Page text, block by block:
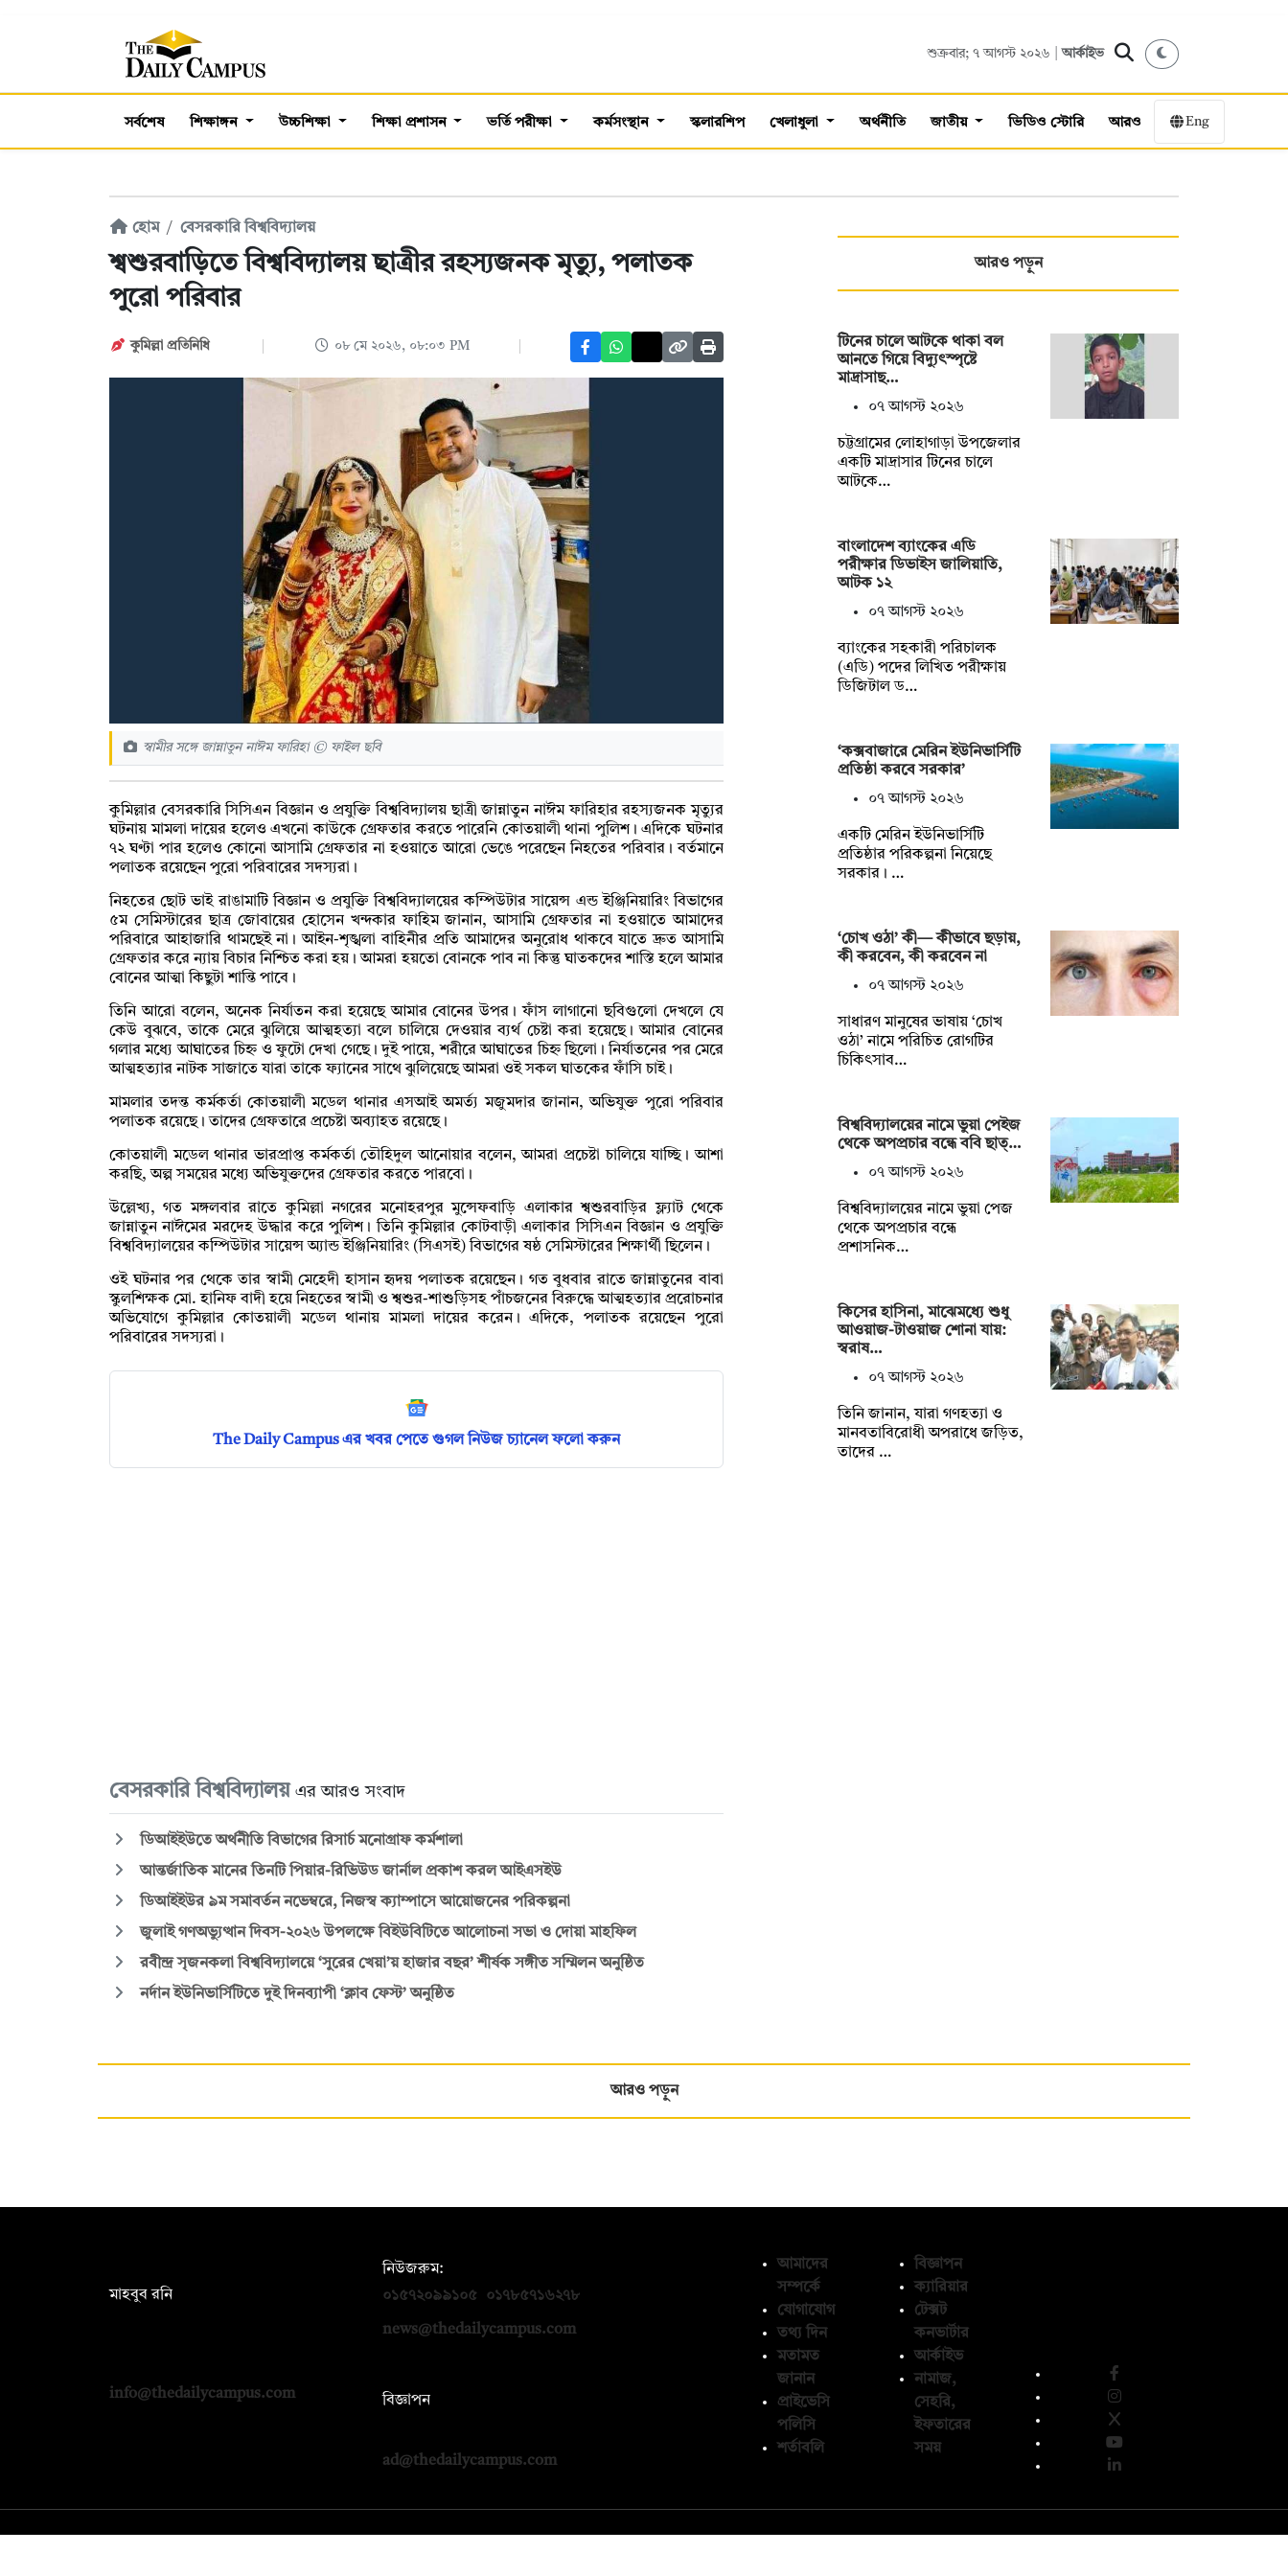
শুক্রবার; ৭ আগস্ট ২০২৬ |আর্কাইভ
সর্বশেষ শিক্ষাঙ্গন উচ্চশিক্ষা শিক্ষা প্রশাসন ভর্তি পরীক্ষা কর্মসংস্থান স্কলারশিপ খেলাধুলা অর্থনীতি জাতীয় ভিডিও স্টোরি আরও Eng
হোম বেসরকারি বিশ্ববিদ্যালয়
শ্বশুরবাড়িতে বিশ্ববিদ্যালয় ছাত্রীর রহস্যজনক মৃত্যু, পলাতক
পুরো পরিবার
কুমিল্লা প্রতিনিধি ০৮ মে ২০২৬, ০৮:০৩ PM
স্বামীর সঙ্গে জান্নাতুন নাঈম ফারিহা © ফাইল ছবি
কুমিল্লার বেসরকারি সিসিএন বিজ্ঞান ও প্রযুক্তি বিশ্ববিদ্যালয় ছাত্রী জান্নাতুন নাঈম ফারিহার রহস্যজনক মৃত্যুর
ঘটনায় মামলা দায়ের হলেও এখনো কাউকে গ্রেফতার করতে পারেনি কোতয়ালী থানা পুলিশ। এদিকে ঘটনার
৭২ ঘণ্টা পার হলেও কোনো আসামি গ্রেফতার না হওয়াতে আরো ভেঙে পরেছেন নিহতের পরিবার। বর্তমানে
পলাতক রয়েছেন পুরো পরিবারের সদস্যরা।
নিহতের ছোট ভাই রাঙামাটি বিজ্ঞান ও প্রযুক্তি বিশ্ববিদ্যালয়ের কম্পিউটার সায়েন্স এন্ড ইঞ্জিনিয়ারিং বিভাগের
৫ম সেমিস্টারের ছাত্র জোবায়ের হোসেন খন্দকার ফাহিম জানান, আসামি গ্রেফতার না হওয়াতে আমাদের
পরিবারে আহাজারি থামছেই না। আইন-শৃঙ্খলা বাহিনীর প্রতি আমাদের অনুরোধ থাকবে যাতে দ্রুত আসামি
গ্রেফতার করে ন্যায় বিচার নিশ্চিত করা হয়। আমরা হয়তো বোনকে পাব না কিন্তু ঘাতকদের শাস্তি হলে আমার
বোনের আত্মা কিছুটা শান্তি পাবে।
তিনি আরো বলেন, অনেক নির্যাতন করা হয়েছে আমার বোনের উপর। ফাঁস লাগানো ছবিগুলো দেখলে যে
কেউ বুঝবে, তাকে মেরে ঝুলিয়ে আত্মহত্যা বলে চালিয়ে দেওয়ার ব্যর্থ চেষ্টা করা হয়েছে। আমার বোনের
গলার মধ্যে আঘাতের চিহ্ন ও ফুটো দেখা গেছে। দুই পায়ে, শরীরে আঘাতের চিহ্ন ছিলো। নির্যাতনের পর মেরে
আত্মহত্যার নাটক সাজাতে যারা তাকে ফ্যানের সাথে ঝুলিয়েছে আমরা ওই সকল ঘাতকের ফাঁসি চাই।
মামলার তদন্ত কর্মকর্তা কোতয়ালী মডেল থানার এসআই অমর্ত্য মজুমদার জানান, অভিযুক্ত পুরো পরিবার
পলাতক রয়েছে। তাদের গ্রেফতারে প্রচেষ্টা অব্যাহত রয়েছে।
কোতয়ালী মডেল থানার ভারপ্রাপ্ত কর্মকর্তা তৌহিদুল আনোয়ার বলেন, আমরা প্রচেষ্টা চালিয়ে যাচ্ছি। আশা
করছি, অল্প সময়ের মধ্যে অভিযুক্তদের গ্রেফতার করতে পারবো।
উল্লেখ্য, গত মঙ্গলবার রাতে কুমিল্লা নগরের মনোহরপুর মুন্সেফবাড়ি এলাকার শ্বশুরবাড়ির ফ্ল্যাট থেকে
জান্নাতুন নাঈমের মরদেহ উদ্ধার করে পুলিশ। তিনি কুমিল্লার কোটবাড়ী এলাকার সিসিএন বিজ্ঞান ও প্রযুক্তি
বিশ্ববিদ্যালয়ের কম্পিউটার সায়েন্স অ্যান্ড ইঞ্জিনিয়ারিং (সিএসই) বিভাগের ষষ্ঠ সেমিস্টারের শিক্ষার্থী ছিলেন।
ওই ঘটনার পর থেকে তার স্বামী মেহেদী হাসান হৃদয় পলাতক রয়েছেন। গত বুধবার রাতে জান্নাতুনের বাবা
স্কুলশিক্ষক মো. হানিফ বাদী হয়ে নিহতের স্বামী ও শ্বশুর-শাশুড়িসহ পাঁচজনের বিরুদ্ধে আত্মহত্যার প্ররোচনার
অভিযোগে কুমিল্লার কোতয়ালী মডেল থানায় মামলা দায়ের করেন। এদিকে, পলাতক রয়েছেন পুরো
পরিবারের সদস্যরা।
The Daily Campus এর খবর পেতে গুগল নিউজ চ্যানেল ফলো করুন
বেসরকারি বিশ্ববিদ্যালয় এর আরও সংবাদ
ডিআইইউতে অর্থনীতি বিভাগের রিসার্চ মনোগ্রাফ কর্মশালা
আন্তর্জাতিক মানের তিনটি পিয়ার-রিভিউড জার্নাল প্রকাশ করল আইএসইউ
ডিআইইউর ৯ম সমাবর্তন নভেম্বরে, নিজস্ব ক্যাম্পাসে আয়োজনের পরিকল্পনা
জুলাই গণঅভ্যুত্থান দিবস-২০২৬ উপলক্ষে বিইউবিটিতে আলোচনা সভা ও দোয়া মাহফিল
রবীন্দ্র সৃজনকলা বিশ্ববিদ্যালয়ে ‘সুরের খেয়া’য় হাজার বছর’ শীর্ষক সঙ্গীত সম্মিলন অনুষ্ঠিত
নর্দান ইউনিভার্সিটিতে দুই দিনব্যাপী ‘ক্লাব ফেস্ট’ অনুষ্ঠিত
আরও পড়ুন
টিনের চালে আটকে থাকা বল
আনতে গিয়ে বিদ্যুৎস্পৃষ্টে
মাদ্রাসাছ…
০৭ আগস্ট ২০২৬
চট্টগ্রামের লোহাগাড়া উপজেলার
একটি মাদ্রাসার টিনের চালে
আটকে…
বাংলাদেশ ব্যাংকের এডি
পরীক্ষার ডিভাইস জালিয়াতি,
আটক ১২
০৭ আগস্ট ২০২৬
ব্যাংকের সহকারী পরিচালক
(এডি) পদের লিখিত পরীক্ষায়
ডিজিটাল ড…
‘কক্সবাজারে মেরিন ইউনিভার্সিটি
প্রতিষ্ঠা করবে সরকার’
০৭ আগস্ট ২০২৬
একটি মেরিন ইউনিভার্সিটি
প্রতিষ্ঠার পরিকল্পনা নিয়েছে
সরকার। …
‘চোখ ওঠা’ কী— কীভাবে ছড়ায়,
কী করবেন, কী করবেন না
০৭ আগস্ট ২০২৬
সাধারণ মানুষের ভাষায় ‘চোখ
ওঠা’ নামে পরিচিত রোগটির
চিকিৎসাব…
বিশ্ববিদ্যালয়ের নামে ভুয়া পেইজ
থেকে অপপ্রচার বন্ধে ববি ছাত্…
০৭ আগস্ট ২০২৬
বিশ্ববিদ্যালয়ের নামে ভুয়া পেজ
থেকে অপপ্রচার বন্ধে
প্রশাসনিক…
কিসের হাসিনা, মাঝেমধ্যে শুধু
আওয়াজ-টাওয়াজ শোনা যায়:
স্বরাষ…
০৭ আগস্ট ২০২৬
তিনি জানান, যারা গণহত্যা ও
মানবতাবিরোধী অপরাধে জড়িত,
তাদের …
আরও পড়ুন
মাহবুব রনি
info@thedailycampus.com
নিউজরুম:
০১৫৭২০৯৯১০৫
০১৭৮৫৭১৬২৭৮
news@thedailycampus.com
বিজ্ঞাপন
ad@thedailycampus.com
আমাদের
সম্পর্কে
যোগাযোগ
তথ্য দিন
মতামত
জানান
প্রাইভেসি
পলিসি
শর্তাবলি
বিজ্ঞাপন
ক্যারিয়ার
টেক্সট
কনভার্টার
আর্কাইভ
নামাজ,
সেহরি,
ইফতারের
সময়
© কপিরাইট 2026, দ্য ডেইলি ক্যাম্পাস লিমিটেড